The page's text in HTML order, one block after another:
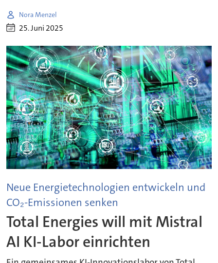
Nora Menzel
25. Juni 2025
Neue Energietechnologien entwickeln und
CO₂-Emissionen senken
Total Energies will mit Mistral
AI KI-Labor einrichten